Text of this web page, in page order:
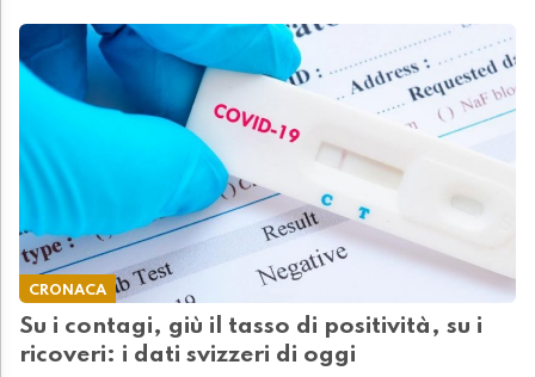
CRONACA
Su i contagi, giù il tasso di positività, su i
ricoveri: i dati svizzeri di oggi